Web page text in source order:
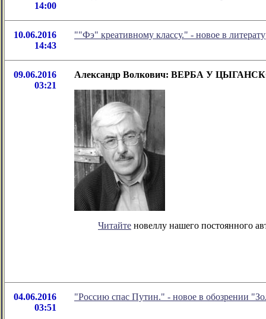
14:00
10.06.2016
14:43
""Фэ" креативному классу." - новое в
09.06.2016
03:21
Александр Волкович: ВЕРБА У
Читайте новеллу нашего постоянного
04.06.2016
03:51
"Россию спас Путин." - новое в обозрении